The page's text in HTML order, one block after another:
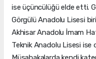
ise üçüncülüğü elde etti.
Görgülü Anadolu Lisesi
Akhisar Anadolu İmam
Teknik Anadolu Lisesi ise